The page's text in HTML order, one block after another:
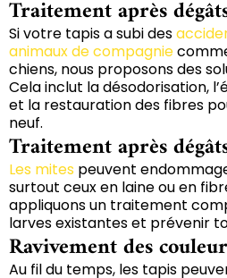
Traitement après
Si votre tapis a subi des
animaux de compagnie
chiens, nous proposons des
Cela inclut la désodorisation,
et la restauration des fibres
neuf.
Traitement après
Les mites peuvent
surtout ceux en laine ou en
appliquons un traitement
larves existantes et prévenir
Ravivement des
Au fil du temps, les tapis